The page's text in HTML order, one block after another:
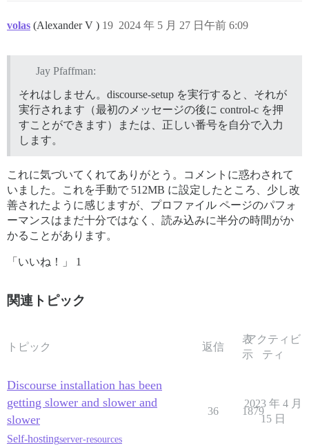
volas (Alexander V ) 2024 年 5 月 27 日午前 6:09
19
Jay Pfaffman:
それはしません。discourse-setup を実行すると、それが
実行されます（最初のメッセージの後に control-c を押
すことができます）または、正しい番号を自分で入力
します。
これに気づいてくれてありがとう。コメントに惑わされて
いました。これを手動で 512MB に設定したところ、少し改
善されたように感じますが、プロファイル ページのパフォ
ーマンスはまだ十分ではなく、読み込みに半分の時間がか
かることがあります。
「いいね！」 1
関連トピック
トピック 返信
表
示
アクティビ
ティ
Discourse installation has been
getting slower and slower and
slower
Self-hostingserver-resources
36 1879
2023 年 4 月
15 日